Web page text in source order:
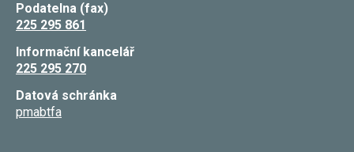
Podatelna (fax)
225 295 861
Informační kancelář
225 295 270
Datová schránka
pmabtfa